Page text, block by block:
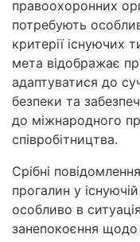
правоохоронних
потребують
критерії існуючих
мета відображає
адаптуватися до
безпеки та
до міжнародного
співробітництва.
Срібні
прогалин у
особливо в
занепокоєння щодо